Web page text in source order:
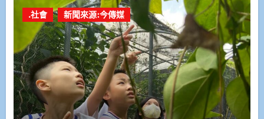
.社會 新聞來源:今傳媒